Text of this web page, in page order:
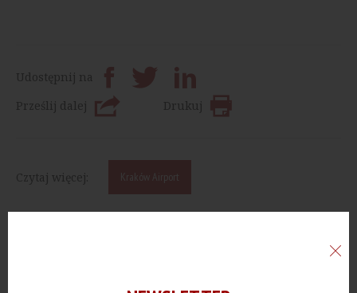
Udostępnij na
Prześlij dalej
Drukuj
Czytaj więcej: Kraków Airport